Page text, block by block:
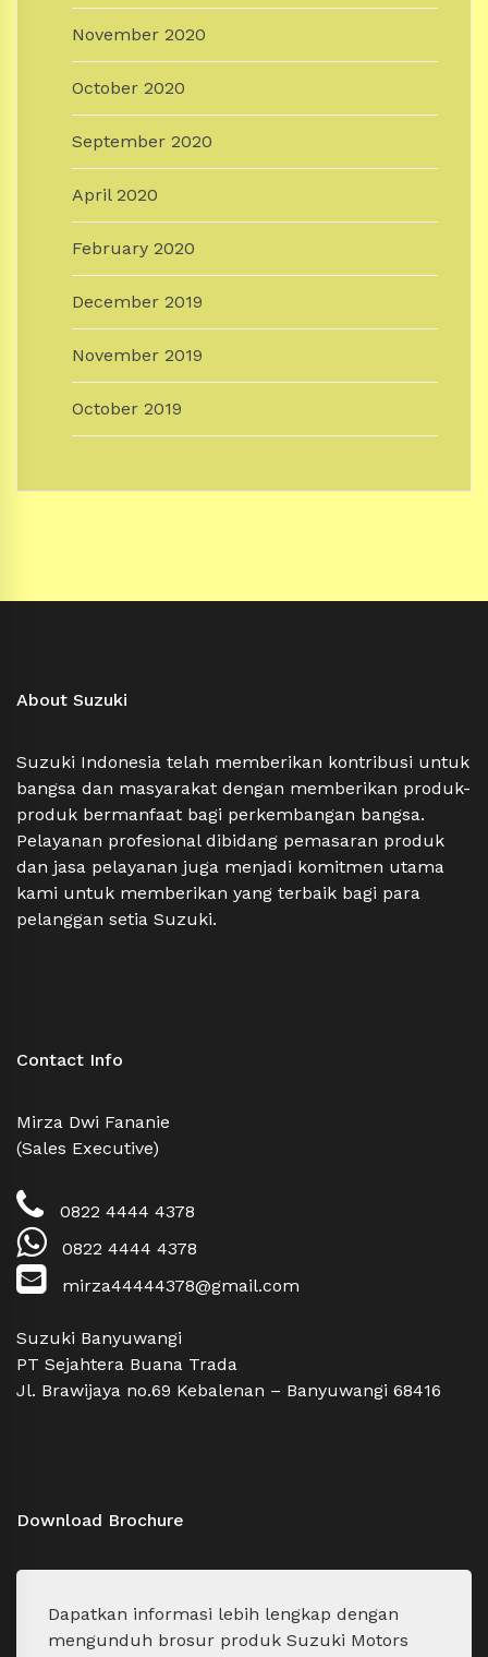
November 2020
October 2020
September 2020
April 2020
February 2020
December 2019
November 2019
October 2019
About Suzuki
Suzuki Indonesia telah memberikan kontribusi untuk
bangsa dan masyarakat dengan memberikan produk-
produk bermanfaat bagi perkembangan bangsa.
Pelayanan profesional dibidang pemasaran produk
dan jasa pelayanan juga menjadi komitmen utama
kami untuk memberikan yang terbaik bagi para
pelanggan setia Suzuki.
Contact Info
Mirza Dwi Fananie
(Sales Executive)
0822 4444 4378
0822 4444 4378
mirza44444378@gmail.com
Suzuki Banyuwangi
PT Sejahtera Buana Trada
Jl. Brawijaya no.69 Kebalenan – Banyuwangi 68416
Download Brochure
Dapatkan informasi lebih lengkap dengan
mengunduh brosur produk Suzuki Motors